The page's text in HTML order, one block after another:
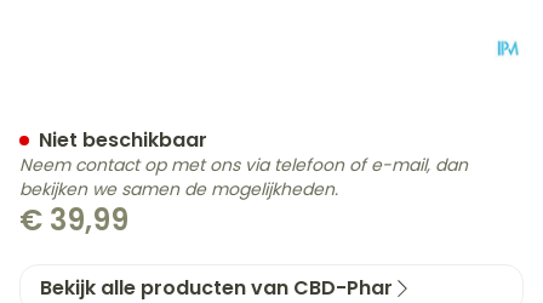
€ 39,99
Niet beschikbaar
Neem contact op met ons via telefoon of e-mail, dan
bekijken we samen de mogelijkheden.
Bekijk alle producten van CBD-Phar